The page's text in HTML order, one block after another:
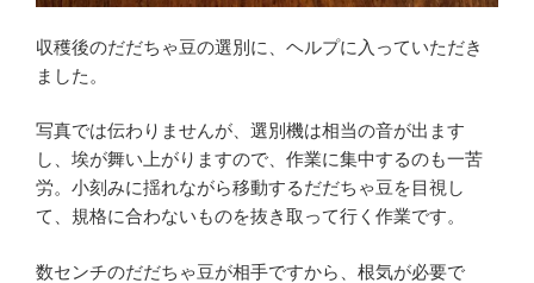
収穫後のだだちゃ豆の選別に、ヘルプに入っていただき
ました。
写真では伝わりませんが、選別機は相当の音が出ます
し、埃が舞い上がりますので、作業に集中するのも一苦
労。小刻みに揺れながら移動するだだちゃ豆を目視し
て、規格に合わないものを抜き取って行く作業です。
数センチのだだちゃ豆が相手ですから、根気が必要で